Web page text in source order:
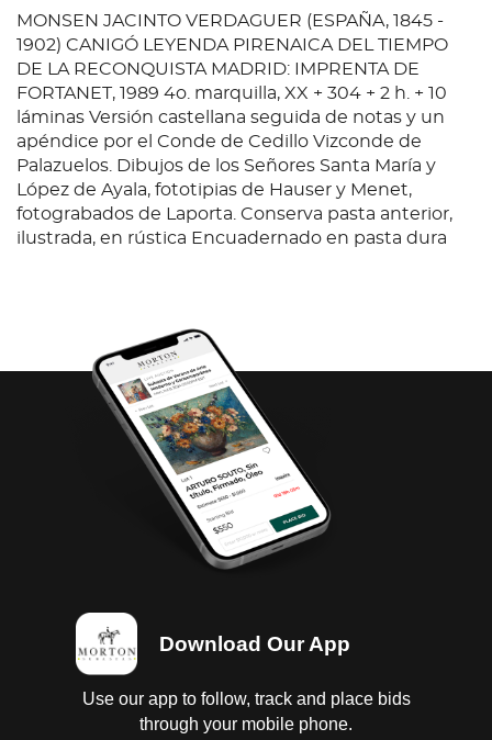
MONSEN JACINTO VERDAGUER (ESPAÑA, 1845 -
1902) CANIGÓ LEYENDA PIRENAICA DEL TIEMPO
DE LA RECONQUISTA MADRID: IMPRENTA DE
FORTANET, 1989 4o. marquilla, XX + 304 + 2 h. + 10
láminas Versión castellana seguida de notas y un
apéndice por el Conde de Cedillo Vizconde de
Palazuelos. Dibujos de los Señores Santa María y
López de Ayala, fototipias de Hauser y Menet,
fotograbados de Laporta. Conserva pasta anterior,
ilustrada, en rústica Encuadernado en pasta dura
Download Our App
Use our app to follow, track and place bids
through your mobile phone.